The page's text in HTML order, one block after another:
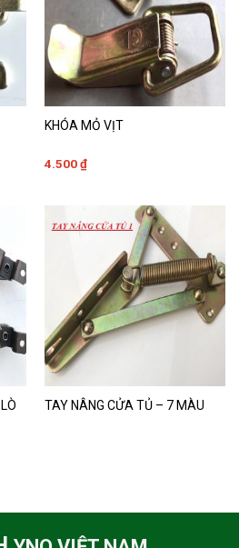
KHÓA MỎ VỊT
4.500₫
TAY NÂNG CỬA TỦ – 7 MÀU